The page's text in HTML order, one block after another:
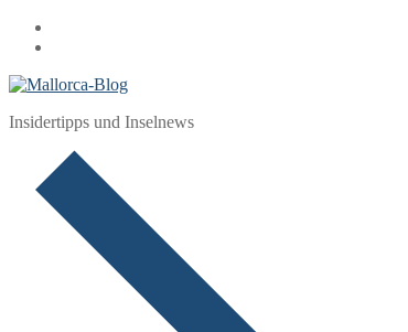
Zum
Inhalt
Menü
Schließen
Insidertipps und Inselnews